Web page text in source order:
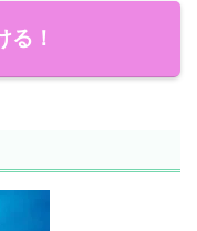
る！